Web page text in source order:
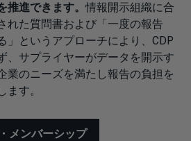
推進できます。情報開示組織に合
れた質問書および「一度の報告
」というアプローチにより、CDP
、サプライヤーがデータを開示す
業のニーズを満たし報告の負担を
す。
メンバーシップ